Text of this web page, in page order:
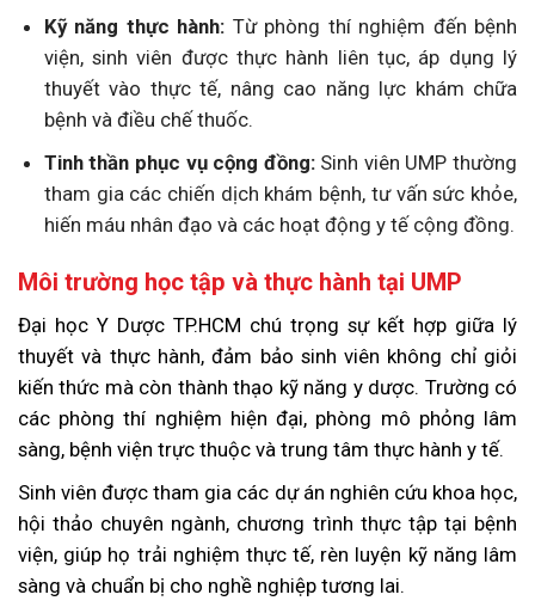
Kỹ năng thực hành: Từ phòng thí nghiệm đến bệnh
viện, sinh viên được thực hành liên tục, áp dụng lý
thuyết vào thực tế, nâng cao năng lực khám chữa
bệnh và điều chế thuốc.
Tinh thần phục vụ cộng đồng:Sinh viên UMP thường
tham gia các chiến dịch khám bệnh, tư vấn sức khỏe,
hiến máu nhân đạo và các hoạt động y tế cộng đồng.
Môi trường học tập và thực hành tại UMP
Đại học Y Dược TP.HCM chú trọng sự kết hợp giữa lý
thuyết và thực hành, đảm bảo sinh viên không chỉ giỏi
kiến thức mà còn thành thạo kỹ năng y dược. Trường có
các phòng thí nghiệm hiện đại, phòng mô phỏng lâm
sàng, bệnh viện trực thuộc và trung tâm thực hành y tế.
Sinh viên được tham gia các dự án nghiên cứu khoa học,
hội thảo chuyên ngành, chương trình thực tập tại bệnh
viện, giúp họ trải nghiệm thực tế, rèn luyện kỹ năng lâm
sàng và chuẩn bị cho nghề nghiệp tương lai.